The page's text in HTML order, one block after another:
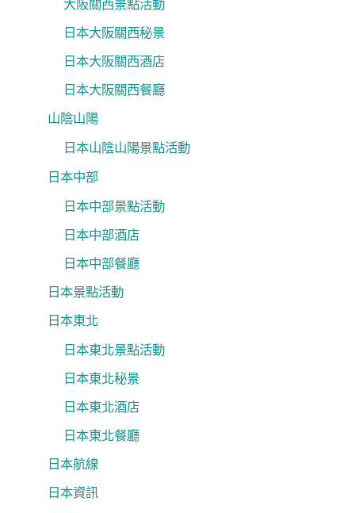
大阪關西景點活動
日本大阪關西秘景
日本大阪關西酒店
日本大阪關西餐廳
山陰山陽
日本山陰山陽景點活動
日本中部
日本中部景點活動
日本中部酒店
日本中部餐廳
日本景點活動
日本東北
日本東北景點活動
日本東北秘景
日本東北酒店
日本東北餐廳
日本航線
日本資訊